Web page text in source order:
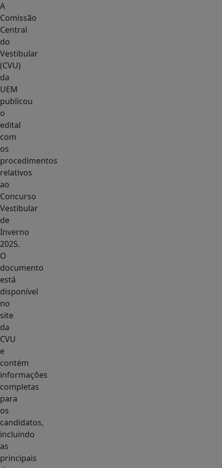
A
Comissão
Central
do
Vestibular
(CVU)
da
UEM
publicou
o
edital
com
os
procedimentos
relativos
ao
Concurso
Vestibular
de
Inverno
2025.
O
documento
está
disponível
no
site
da
CVU
e
contém
informações
completas
para
os
candidatos,
incluindo
as
principais